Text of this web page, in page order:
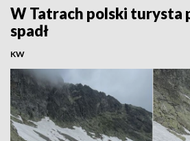
W Tatrach polski turysta
spadł
KW